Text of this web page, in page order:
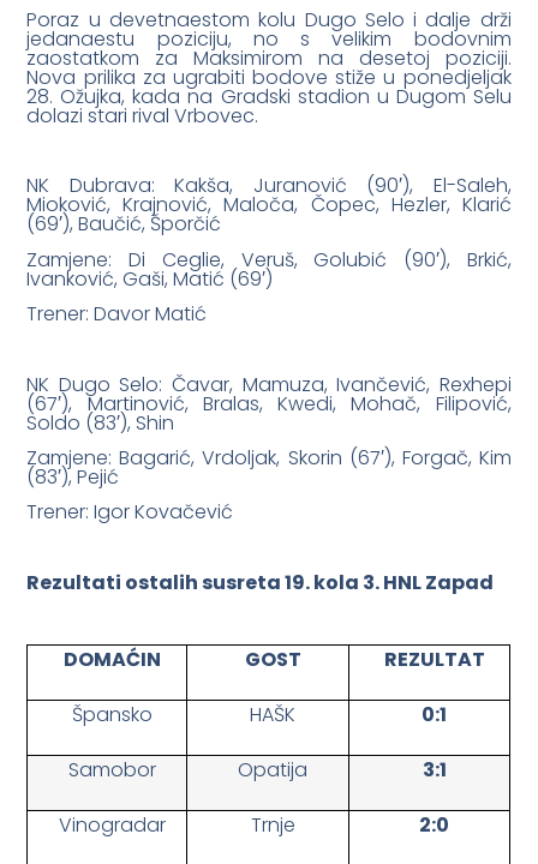
Poraz u devetnaestom kolu Dugo Selo i dalje drži
jedanaestu poziciju, no s velikim bodovnim
zaostatkom za Maksimirom na desetoj poziciji.
Nova prilika za ugrabiti bodove stiže u ponedjeljak
28. Ožujka, kada na Gradski stadion u Dugom Selu
dolazi stari rival Vrbovec.
NK Dubrava: Kakša, Juranović (90′), El-Saleh,
Mioković, Krajnović, Maloča, Čopec, Hezler, Klarić
(69′), Baučić, Šporčić
Zamjene: Di Ceglie, Veruš, Golubić (90′), Brkić,
Ivanković, Gaši, Matić (69′)
Trener: Davor Matić
NK Dugo Selo: Čavar, Mamuza, Ivančević, Rexhepi
(67′), Martinović, Bralas, Kwedi, Mohač, Filipović,
Soldo (83′), Shin
Zamjene: Bagarić, Vrdoljak, Skorin (67′), Forgač, Kim
(83′), Pejić
Trener: Igor Kovačević
Rezultati ostalih susreta 19. kola 3. HNL Zapad
DOMAĆIN GOST
REZULTAT
Špansko
HAŠK
0:1
Samobor
Opatija
3:1
Vinogradar
Trnje
2:0